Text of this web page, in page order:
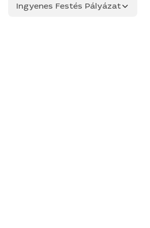
Ingyenes Festés Pályázat